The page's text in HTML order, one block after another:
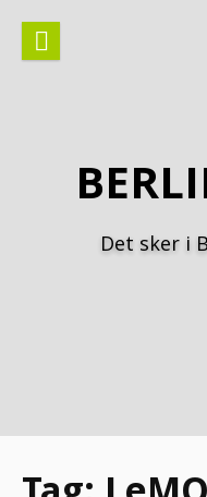
indhold
Det sker i